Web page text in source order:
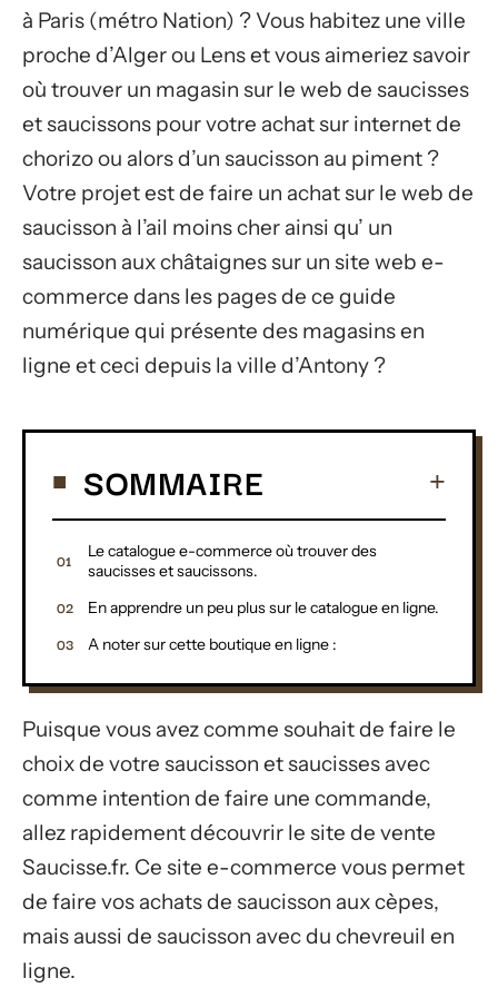
à Paris (métro Nation) ? Vous habitez une ville
proche d’Alger ou Lens et vous aimeriez savoir
où trouver un magasin sur le web de saucisses
et saucissons pour votre achat sur internet de
chorizo ou alors d’un saucisson au piment ?
Votre projet est de faire un achat sur le web de
saucisson à l’ail moins cher ainsi qu’ un
saucisson aux châtaignes sur un site web e-
commerce dans les pages de ce guide
numérique qui présente des magasins en
ligne et ceci depuis la ville d’Antony ?
SOMMAIRE
Le catalogue e-commerce où trouver des
saucisses et saucissons.
En apprendre un peu plus sur le catalogue en ligne.
A noter sur cette boutique en ligne :
Puisque vous avez comme souhait de faire le
choix de votre saucisson et saucisses avec
comme intention de faire une commande,
allez rapidement découvrir le site de vente
Saucisse.fr. Ce site e-commerce vous permet
de faire vos achats de saucisson aux cèpes,
mais aussi de saucisson avec du chevreuil en
ligne.